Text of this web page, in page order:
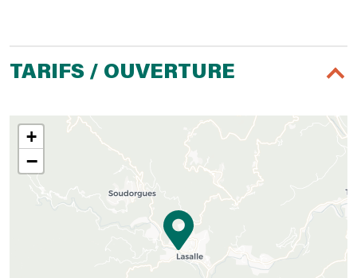
TARIFS / OUVERTURE
+
−